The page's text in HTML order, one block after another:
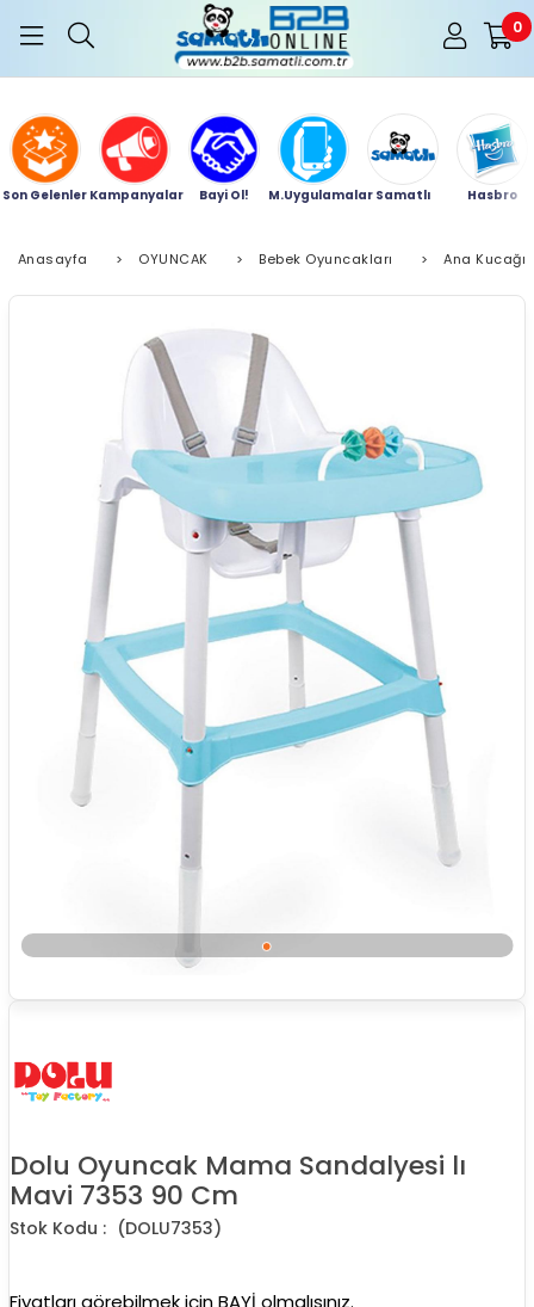
0
Son Gelenler Kampanyalar Bayi Ol! M.Uygulamalar Samatlı Hasbro
Anasayfa > OYUNCAK > Bebek Oyuncakları > Ana Kucağı
Dolu Oyuncak Mama Sandalyesi lı
Mavi 7353 90 Cm
(DOLU7353)
Fiyatları görebilmek için BAYİ olmalısınız.